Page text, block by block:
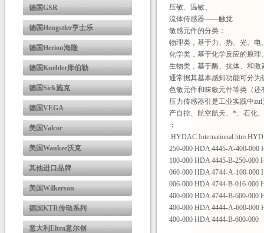
德国GSR
德国Hengstler亨士乐
德国Herion海隆
德国Kuebler库伯勒
德国Sick施克
德国VEGA
美国Valcor
美国Waukee沃克
其他进口品牌
美国Wilkerson
德国KTR传动系列
意大利Eltra意尔创
压敏、温敏、
流体传感器——触觉
敏感元件的分类：
物理类，基于力、热、光、
化学类，基于化学反应的原理
生物类，基于酶、抗体、和激
通常据其基本感知功能可分
色敏元件和味敏元件等类（
压力传感器引是工业实践中
产自控、航空航天、*、石化
：
HYDAC International.htm
250-000 HDA 4445-A-400-000
100-000 HDA 4445-B-250-000
060-000 HDA 4744-A-100-000
006-000 HDA 4744-B-016-000
400-000 HDA 4744-B-600-000
400-000 HDA 4444-A-600-000
400-000 HDA 4444-B-600-000